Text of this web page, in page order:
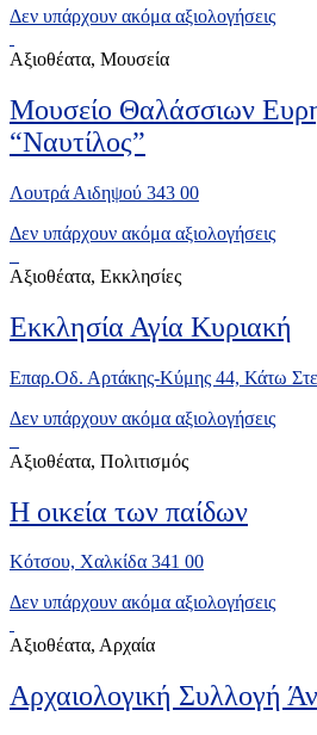
Δεν υπάρχουν ακόμα αξιολογήσεις
Αξιοθέατα, Μουσεία
Μουσείο Θαλάσσιων
“Ναυτίλος”
Λουτρά Αιδηψού 343 00
Δεν υπάρχουν ακόμα αξιολογήσεις
Αξιοθέατα, Εκκλησίες
Εκκλησία Αγία Κυριακή
Επαρ.Οδ. Αρτάκης-Κύμης 44, Κάτω
Δεν υπάρχουν ακόμα αξιολογήσεις
Αξιοθέατα, Πολιτισμός
Η οικεία των παίδων
Κότσου, Χαλκίδα 341 00
Δεν υπάρχουν ακόμα αξιολογήσεις
Αξιοθέατα, Αρχαία
Αρχαιολογική Συλλογή